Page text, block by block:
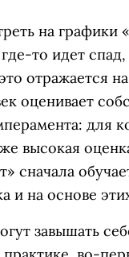
на графики
то идет
отражается
оценивает
для
высокая
сначала
и на основе
завышать